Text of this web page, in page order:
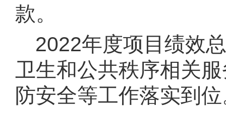
款。
2022年度项目绩效
卫生和公共秩序相关
防安全等工作落实到位